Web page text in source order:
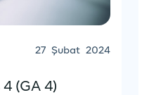
27 Şubat 2024
(GA 4)